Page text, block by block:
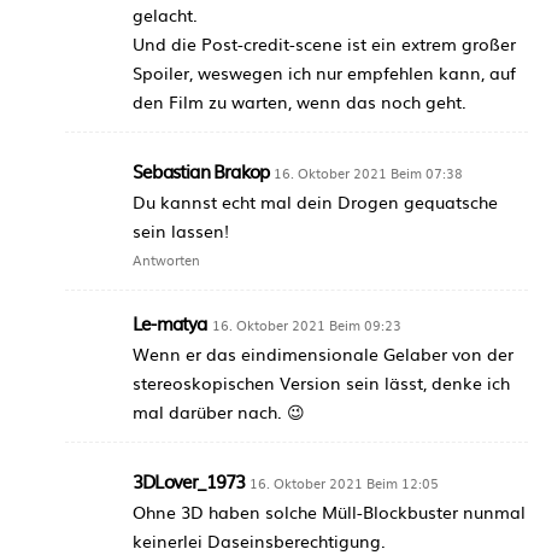
gelacht.
Und die Post-credit-scene ist ein extrem großer
Spoiler, weswegen ich nur empfehlen kann, auf
den Film zu warten, wenn das noch geht.
Sebastian Brakop 16. Oktober 2021 Beim 07:38
Du kannst echt mal dein Drogen gequatsche
sein lassen!
Antworten
Le-matya 16. Oktober 2021 Beim 09:23
Wenn er das eindimensionale Gelaber von der
stereoskopischen Version sein lässt, denke ich
mal darüber nach. 😉
3DLover_1973 16. Oktober 2021 Beim 12:05
Ohne 3D haben solche Müll-Blockbuster nunmal
keinerlei Daseinsberechtigung.